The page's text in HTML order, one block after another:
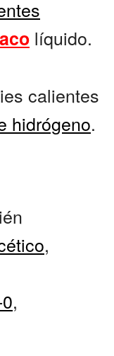
líquido.
calientes
hidrógeno.
,
,